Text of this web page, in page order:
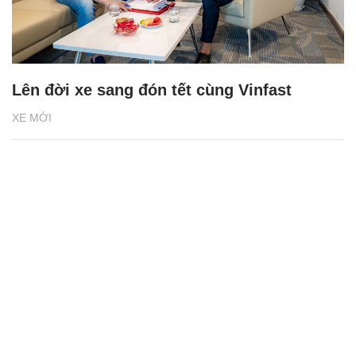
XE MỚI
Lên đời xe sang đón tết cùng Vinfast